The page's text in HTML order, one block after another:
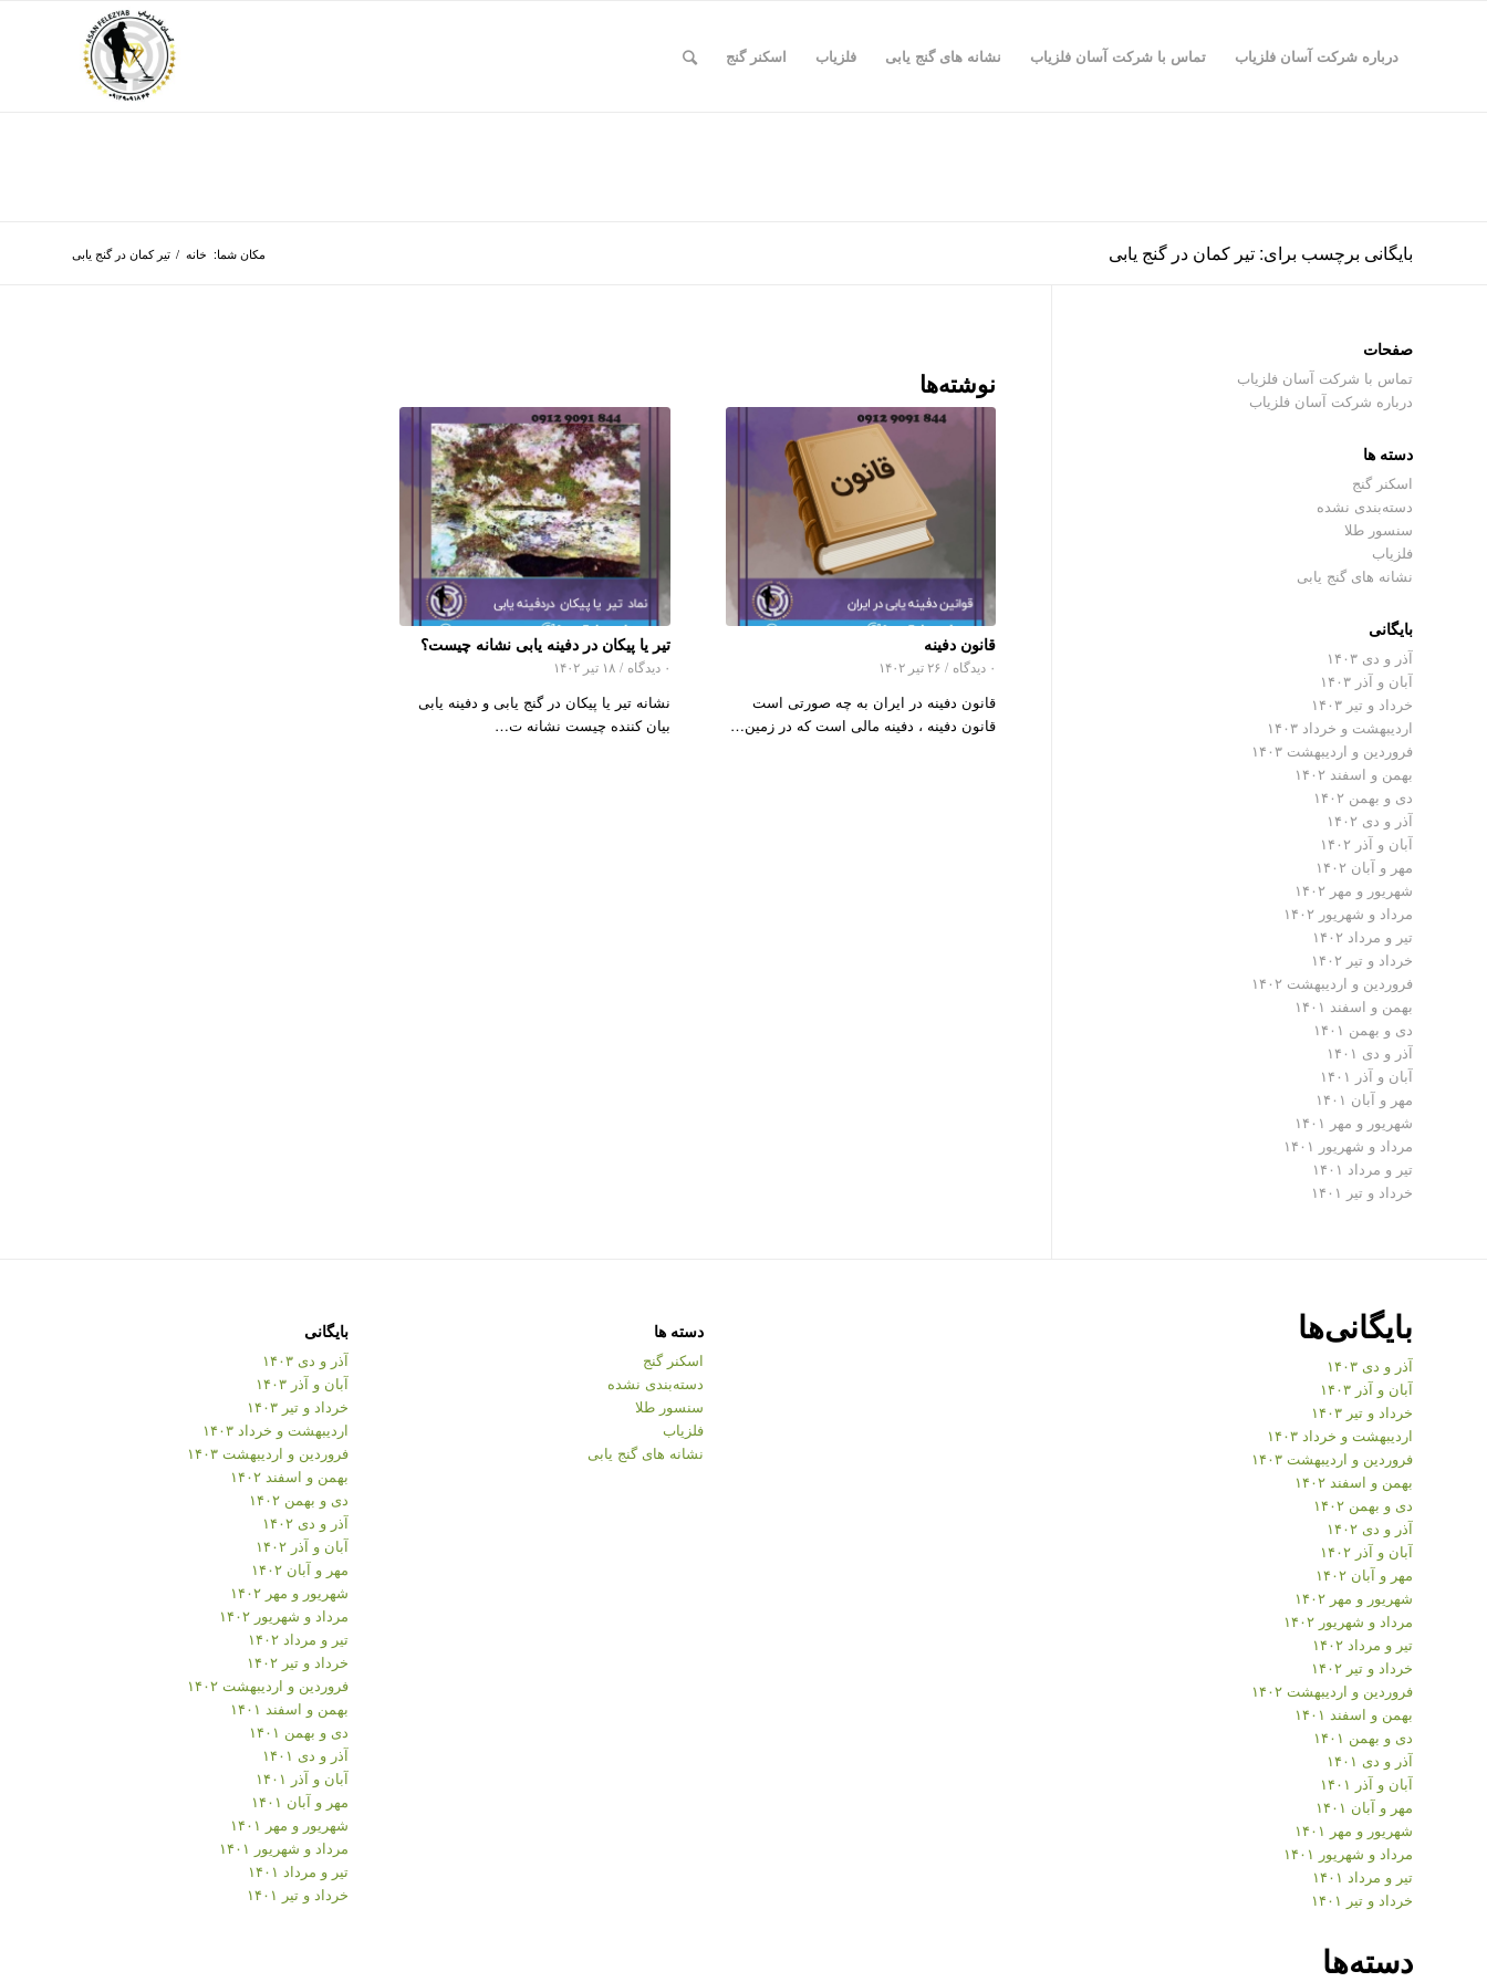
درباره شرکت آسان فلزیاب تماس با شرکت آسان فلزیاب نشانه های گنج یابی فلزیاب اسکنر گنج
بایگانی برچسب برای: تیر کمان در گنج یابی مکان شما: خانه / تیر کمان در گنج یابی
نوشته‌ها
قانون دفینه
۰ دیدگاه / ۲۶ تیر ۱۴۰۲
قانون دفینه در ایران به چه صورتی است
قانون دفینه ، دفینه مالی است که در زمین…
تیر یا پیکان در دفینه یابی نشانه چیست؟
۰ دیدگاه / ۱۸ تیر ۱۴۰۲
نشانه تیر یا پیکان در گنج یابی و دفینه یابی
بیان کننده چیست نشانه ت…
صفحات
تماس با شرکت آسان فلزیاب
درباره شرکت آسان فلزیاب
دسته ها
اسکنر گنج
دسته‌بندی نشده
سنسور طلا
فلزیاب
نشانه های گنج یابی
بایگانی
آذر و دی ۱۴۰۳
آبان و آذر ۱۴۰۳
خرداد و تیر ۱۴۰۳
اردیبهشت و خرداد ۱۴۰۳
فروردین و اردیبهشت ۱۴۰۳
بهمن و اسفند ۱۴۰۲
دی و بهمن ۱۴۰۲
آذر و دی ۱۴۰۲
آبان و آذر ۱۴۰۲
مهر و آبان ۱۴۰۲
شهریور و مهر ۱۴۰۲
مرداد و شهریور ۱۴۰۲
تیر و مرداد ۱۴۰۲
خرداد و تیر ۱۴۰۲
فروردین و اردیبهشت ۱۴۰۲
بهمن و اسفند ۱۴۰۱
دی و بهمن ۱۴۰۱
آذر و دی ۱۴۰۱
آبان و آذر ۱۴۰۱
مهر و آبان ۱۴۰۱
شهریور و مهر ۱۴۰۱
مرداد و شهریور ۱۴۰۱
تیر و مرداد ۱۴۰۱
خرداد و تیر ۱۴۰۱
بایگانی‌ها
آذر و دی ۱۴۰۳
آبان و آذر ۱۴۰۳
خرداد و تیر ۱۴۰۳
اردیبهشت و خرداد ۱۴۰۳
فروردین و اردیبهشت ۱۴۰۳
بهمن و اسفند ۱۴۰۲
دی و بهمن ۱۴۰۲
آذر و دی ۱۴۰۲
آبان و آذر ۱۴۰۲
مهر و آبان ۱۴۰۲
شهریور و مهر ۱۴۰۲
مرداد و شهریور ۱۴۰۲
تیر و مرداد ۱۴۰۲
خرداد و تیر ۱۴۰۲
فروردین و اردیبهشت ۱۴۰۲
بهمن و اسفند ۱۴۰۱
دی و بهمن ۱۴۰۱
آذر و دی ۱۴۰۱
آبان و آذر ۱۴۰۱
مهر و آبان ۱۴۰۱
شهریور و مهر ۱۴۰۱
مرداد و شهریور ۱۴۰۱
تیر و مرداد ۱۴۰۱
خرداد و تیر ۱۴۰۱
دسته‌ها
دسته ها
اسکنر گنج
دسته‌بندی نشده
سنسور طلا
فلزیاب
نشانه های گنج یابی
بایگانی
آذر و دی ۱۴۰۳
آبان و آذر ۱۴۰۳
خرداد و تیر ۱۴۰۳
اردیبهشت و خرداد ۱۴۰۳
فروردین و اردیبهشت ۱۴۰۳
بهمن و اسفند ۱۴۰۲
دی و بهمن ۱۴۰۲
آذر و دی ۱۴۰۲
آبان و آذر ۱۴۰۲
مهر و آبان ۱۴۰۲
شهریور و مهر ۱۴۰۲
مرداد و شهریور ۱۴۰۲
تیر و مرداد ۱۴۰۲
خرداد و تیر ۱۴۰۲
فروردین و اردیبهشت ۱۴۰۲
بهمن و اسفند ۱۴۰۱
دی و بهمن ۱۴۰۱
آذر و دی ۱۴۰۱
آبان و آذر ۱۴۰۱
مهر و آبان ۱۴۰۱
شهریور و مهر ۱۴۰۱
مرداد و شهریور ۱۴۰۱
تیر و مرداد ۱۴۰۱
خرداد و تیر ۱۴۰۱